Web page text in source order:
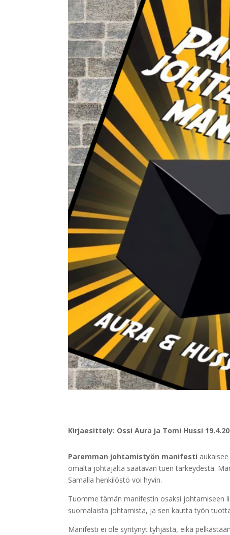
Kirjaesittely: Ossi Aura ja Tomi Hussi
Paremman johtamistyön manifesti
omalta johtajalta saatavan tuen tärkeydestä.
Samalla henkilöstö voi hyvin.
Tuomme tämän manifestin osaksi johtamiseen
suomalaista johtamista, ja sen kautta työn
Manifesti ei ole syntynyt tyhjästä, eikä